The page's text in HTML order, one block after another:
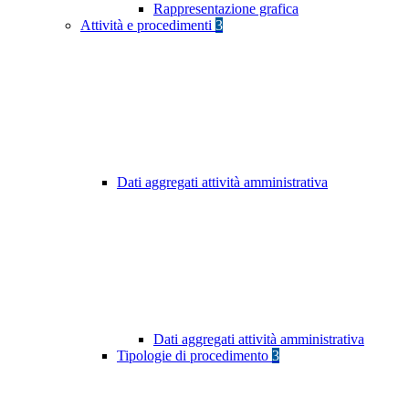
Rappresentazione grafica
Attività e procedimenti 3
Dati aggregati attività amministrativa
Dati aggregati attività amministrativa
Tipologie di procedimento 3